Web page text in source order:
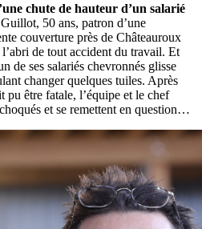
chute de hauteur d’un salarié
50 ans, patron d’une
couverture près de Châteauroux
de tout accident du travail. Et
de ses salariés chevronnés glisse
changer quelques tuiles. Après
pu être fatale, l’équipe et le chef
et se remettent en question…